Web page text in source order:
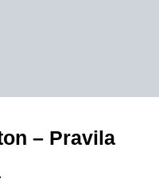
– Pravila